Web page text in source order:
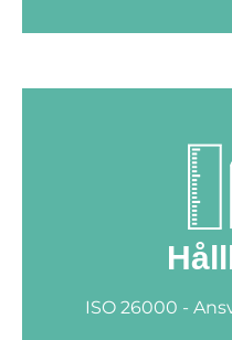
ISO 26000 -